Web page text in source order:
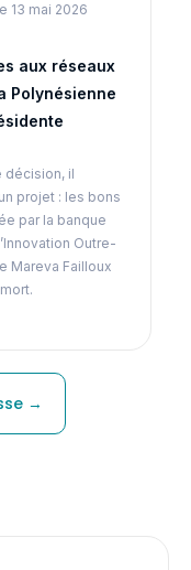
13 mai 2026
aux réseaux
Polynésienne
décision, il
projet : les bons
par la banque
Outre-
Mareva Failloux
→